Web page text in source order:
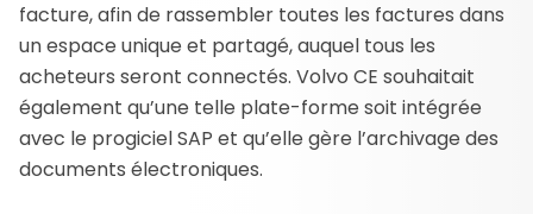
facture, afin de rassembler toutes les factures dans
un espace unique et partagé, auquel tous les
acheteurs seront connectés. Volvo CE souhaitait
également qu’une telle plate-forme soit intégrée
avec le progiciel SAP et qu’elle gère l’archivage des
documents électroniques.